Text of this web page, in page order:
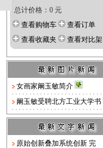
总计价格：0 元
查看购物车
查看订单
查看收藏夹
查看对比架
女画家阚玉敏简介
阚玉敏受聘北方工业大学书
原始创新叠加系统创新 完